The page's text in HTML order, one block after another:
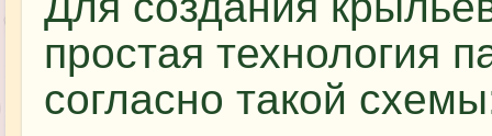
простая технология
согласно такой